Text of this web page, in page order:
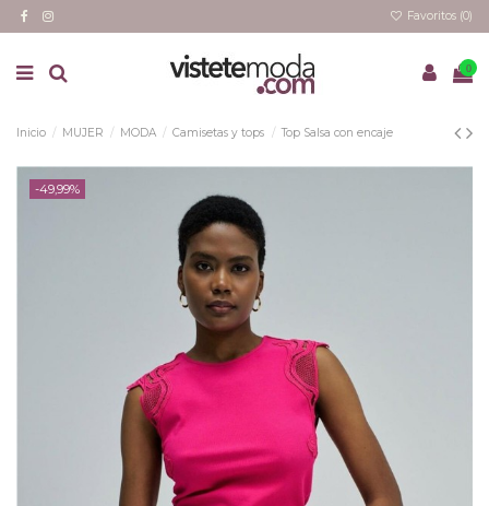
Favoritos (0)
0
Inicio MUJER MODA Camisetas y tops Top Salsa con encaje
-49,99%